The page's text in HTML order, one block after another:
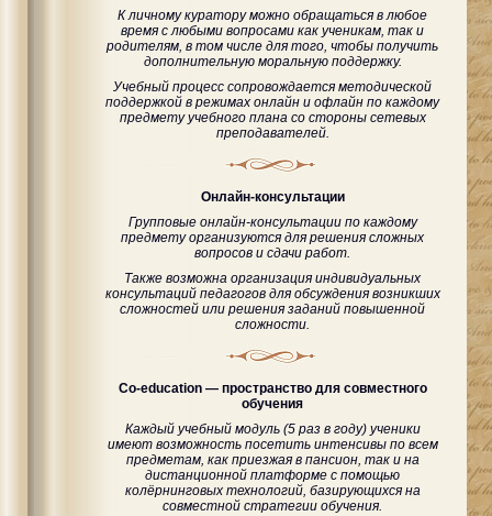
К личному куратору можно обращаться в любое
время с любыми вопросами как ученикам, так и
родителям, в том числе для того, чтобы получить
дополнительную моральную поддержку.
Учебный процесс сопровождается методической
поддержкой в режимах онлайн и офлайн по каждому
предмету учебного плана со стороны сетевых
преподавателей.
Онлайн-консультации
Групповые онлайн-консультации по каждому
предмету организуются для решения сложных
вопросов и сдачи работ.
Также возможна организация индивидуальных
консультаций педагогов для обсуждения возникших
сложностей или решения заданий повышенной
сложности.
Co-education — пространство для совместного
обучения
Каждый учебный модуль (5 раз в году) ученики
имеют возможность посетить интенсивы по всем
предметам, как приезжая в пансион, так и на
дистанционной платформе с помощью
колёрнинговых технологий, базирующихся на
совместной стратегии обучения.